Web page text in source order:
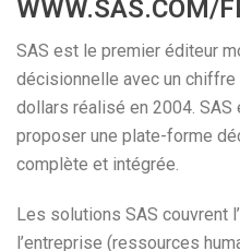
WWW.SAS.COM/
SAS est le premier éditeur
décisionnelle avec un
dollars réalisé en 2004.
proposer une plate-forme
complète et intégrée.
Les solutions SAS couvrent
l’entreprise (ressources